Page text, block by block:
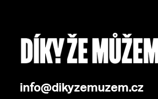
info@dikyzemuzem.cz